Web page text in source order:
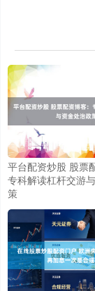
平台配资炒股 股票
专科解读杠杆交游
策
上证综指